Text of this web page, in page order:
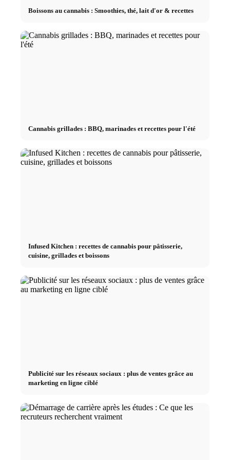
Boissons au cannabis : Smoothies, thé, lait d'or & recettes
Cannabis grillades : BBQ, marinades et recettes pour l'été
Infused Kitchen : recettes de cannabis pour pâtisserie,
cuisine, grillades et boissons
Publicité sur les réseaux sociaux : plus de ventes grâce au
marketing en ligne ciblé